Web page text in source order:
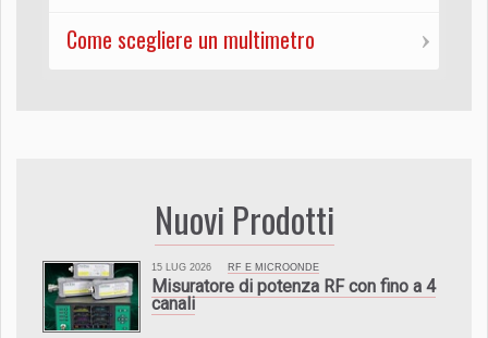
Come scegliere un multimetro
Nuovi Prodotti
15 LUG 2026 RF E MICROONDE
Misuratore di potenza RF con fino a 4
canali